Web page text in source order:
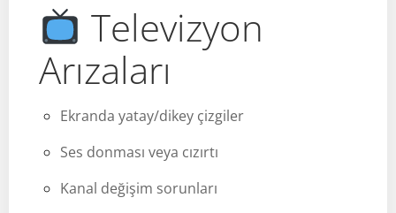
Televizyon
Arızaları
Ekranda yatay/dikey çizgiler
Ses donması veya cızırtı
Kanal değişim sorunları